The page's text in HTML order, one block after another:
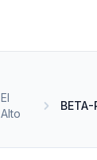
El
Alto